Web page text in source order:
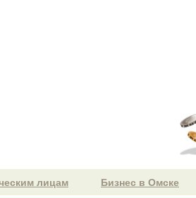
лицам Бизнес в Омске